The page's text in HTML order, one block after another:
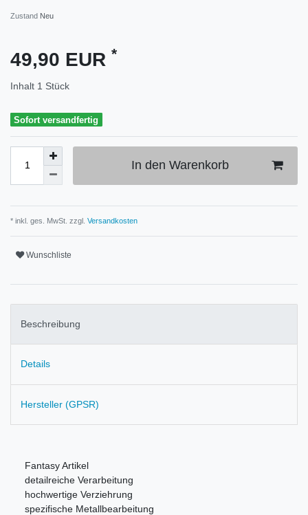
Zustand Neu
49,90 EUR *
Inhalt 1 Stück
Sofort versandfertig
In den Warenkorb
* inkl. ges. MwSt. zzgl. Versandkosten
Wunschliste
Beschreibung
Details
Hersteller (GPSR)
Fantasy Artikel
detailreiche Verarbeitung
hochwertige Verziehrung
spezifische Metallbearbeitung